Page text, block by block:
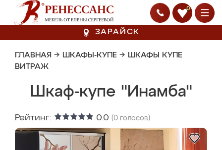
0
ЗАРАЙСК
ГЛАВНАЯ → ШКАФЫ-КУПЕ → ШКАФЫ КУПЕ
ВИТРАЖ
Шкаф-купе "Инамба"
Рейтинг: 0.0 (0 голосов)